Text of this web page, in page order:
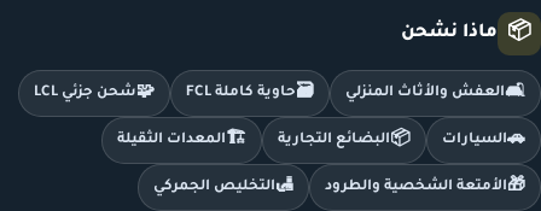
📦 ماذا نشحن
🛋️العفش والأثاث المنزلي 🗃️حاوية كاملة FCL 🧩شحن جزئي LCL
🚗السيارات 📦البضائع التجارية 🏗️المعدات الثقيلة
🎁الأمتعة الشخصية والطرود 🛃التخليص الجمركي